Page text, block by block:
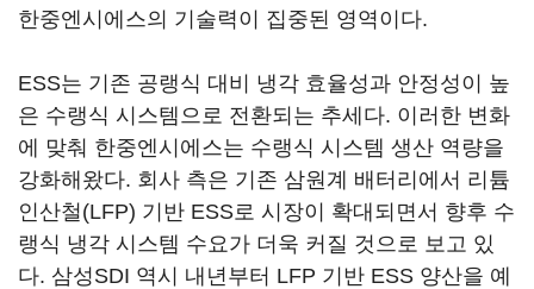
한중엔시에스의 기술력이 집중된 영역이다.
ESS는 기존 공랭식 대비 냉각 효율성과 안정성이 높
은 수랭식 시스템으로 전환되는 추세다. 이러한 변화
에 맞춰 한중엔시에스는 수랭식 시스템 생산 역량을
강화해왔다. 회사 측은 기존 삼원계 배터리에서 리튬
인산철(LFP) 기반 ESS로 시장이 확대되면서 향후 수
랭식 냉각 시스템 수요가 더욱 커질 것으로 보고 있
다. 삼성SDI 역시 내년부터 LFP 기반 ESS 양산을 예